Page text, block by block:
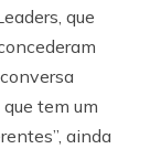
que
tem um
ainda